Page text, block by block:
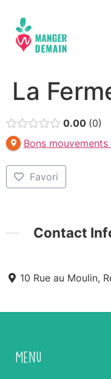
La
0.00 0
Bons mouvements
Favori
Contact
10 Rue au Moulin,
Menu